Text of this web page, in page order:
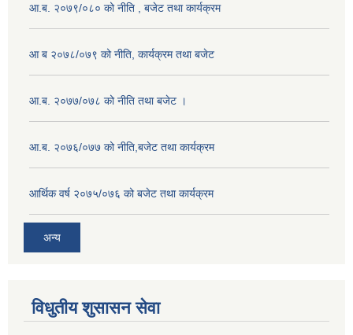
आ.ब. २०७९/०८० को नीति , बजेट तथा कार्यक्रम
आ ब २०७८/०७९ को नीति, कार्यक्रम तथा बजेट
आ.ब. २०७७/०७८ को नीति तथा बजेट ।
आ.ब. २०७६/०७७ को नीति,बजेट तथा कार्यक्रम
आर्थिक वर्ष २०७५/०७६ को बजेट तथा कार्यक्रम
अन्य
विधुतीय शुसासन सेवा